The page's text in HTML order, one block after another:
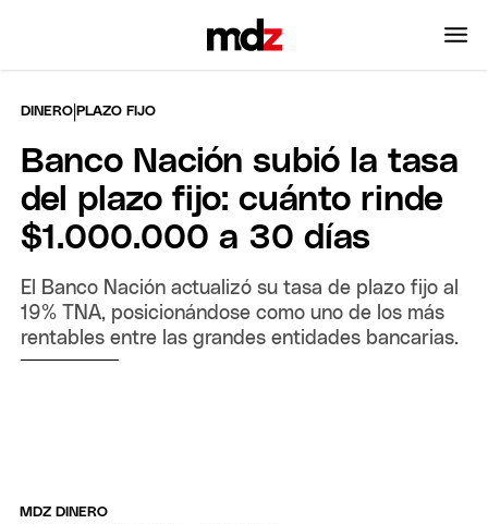
DINERO |PLAZO FIJO
Banco Nación subió la tasa
del plazo fijo: cuánto rinde
$1.000.000 a 30 días
El Banco Nación actualizó su tasa de plazo fijo al
19% TNA, posicionándose como uno de los más
rentables entre las grandes entidades bancarias.
MDZ DINERO